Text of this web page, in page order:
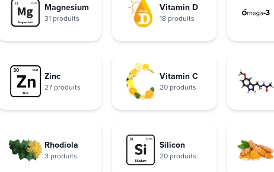
Magnesium
31 produits
Vitamin D
18 produits
Zinc
27 produits
Vitamin C
20 produits
Rhodiola
3 produits
Silicon
20 produits